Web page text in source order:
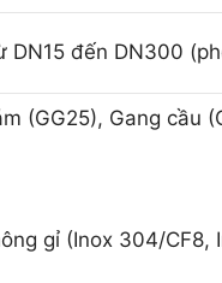
DN15 đến DN300
(GG25), Gang cầu
gỉ (Inox 304/CF8,